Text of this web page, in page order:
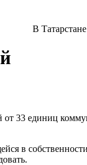
В
33 единиц
в